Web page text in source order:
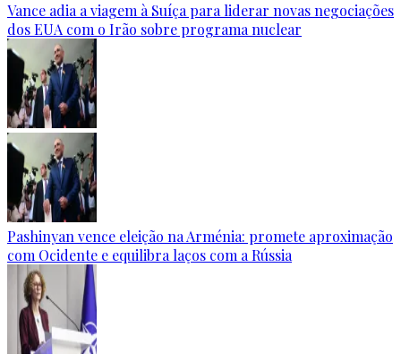
Vance adia a viagem à Suíça para liderar novas negociações
dos EUA com o Irão sobre programa nuclear
Pashinyan vence eleição na Arménia: promete aproximação
com Ocidente e equilibra laços com a Rússia